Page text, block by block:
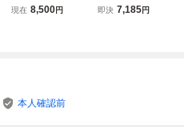
N 1 RETRO HIGH
現在 8,500円
AN 5 RETRO OG
即決 7,185円
本人確認前